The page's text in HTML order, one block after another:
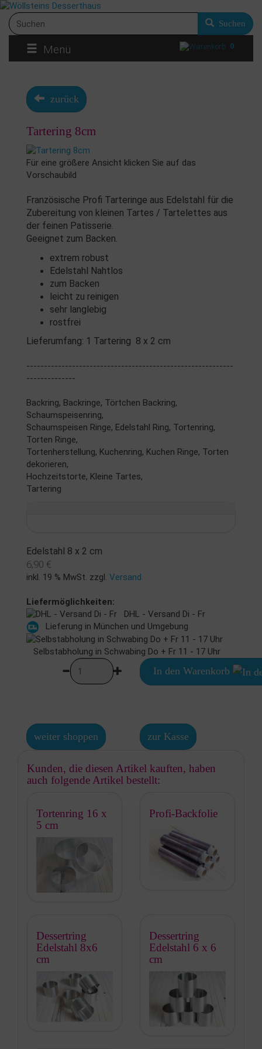
Suchen
Menü 0
zurück
Tartering 8cm
Für eine größere Ansicht klicken Sie auf das
Vorschaubild
Französische Profi Tarteringe aus Edelstahl für die
Zubereitung von kleinen Tartes / Tartelettes aus
der feinen Patisserie.
Geeignet zum Backen.
extrem robust
Edelstahl Nahtlos
zum Backen
leicht zu reinigen
sehr langlebig
rostfrei
Lieferumfang: 1 Tartering 8 x 2 cm
-----------------------------------------------------------
--------------
Backring, Backringe, Törtchen Backring,
Schaumspeisenring,
Schaumspeisen Ringe, Edelstahl Ring, Tortenring,
Torten Ringe,
Tortenherstellung, Kuchenring, Kuchen Ringe, Torten
dekorieren,
Hochzeitstorte, Kleine Tartes,
Tartering
Edelstahl 8 x 2 cm
6,90 €
inkl. 19 % MwSt. zzgl. Versand
Liefermöglichkeiten:
DHL - Versand Di - Fr
Lieferung in München und Umgebung
Selbstabholung in Schwabing Do + Fr 11 - 17 Uhr
In den Warenkorb
weiter shoppen zur Kasse
Kunden, die diesen Artikel kauften, haben
auch folgende Artikel bestellt:
Tortenring 16 x
5 cm
Profi-Backfolie
Dessertring
Edelstahl 8x6
cm
Dessertring
Edelstahl 6 x 6
cm